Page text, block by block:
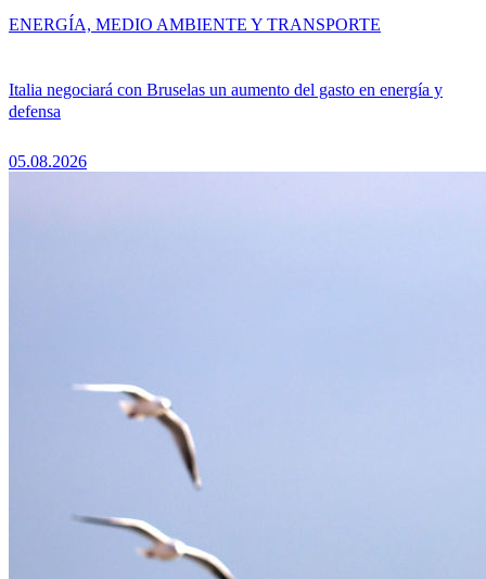
Italia negociará con Bruselas un aumento del gasto en energía y
defensa
05.08.2026
ENERGÍA, MEDIO AMBIENTE Y TRANSPORTE